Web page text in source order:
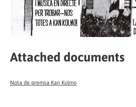
Attached documents
Nota de premsa Kan Kolmo